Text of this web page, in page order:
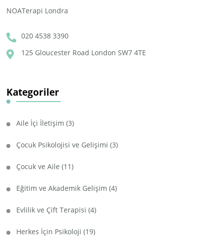
NOATerapi Londra
020 4538 3390
125 Gloucester Road London SW7 4TE
Kategoriler
Aile İçi İletişim (3)
Çocuk Psikolojisi ve Gelişimi (3)
Çocuk ve Aile (11)
Eğitim ve Akademik Gelişim (4)
Evlilik ve Çift Terapisi (4)
Herkes İçin Psikoloji (19)